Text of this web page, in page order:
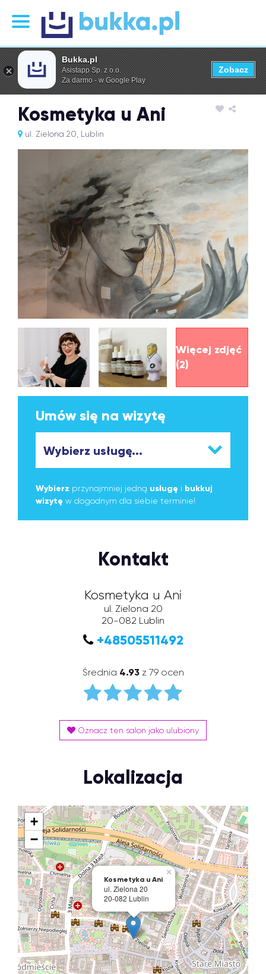
Kosmetyka u Ani
ul. Zielona 20, Lublin
Więcej zdjęć
(2)
Umów się na wizytę
Wybierz przynajmniej jedną usługę i bukkuj
wizytę w dogodnym dla siebie terminie!
Kontakt
Kosmetyka u Ani
ul. Zielona 20
20-082 Lublin
+48505511492
Średnia 4.93z 79 ocen
Oznacz ten salon jako ulubiony
Lokalizacja
Kosmetyka u Ani
ul. Zielona 20
20-082 Lublin
×
+
−
Bukka.pl
Asistapp Sp. z o.o.
Za darmo - w Google Play
Zobacz